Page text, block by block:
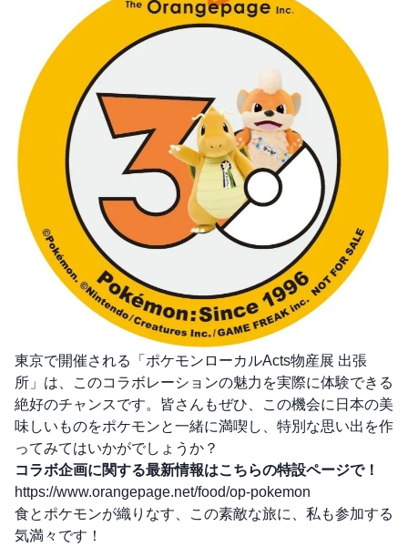
東京で開催される「ポケモンローカルActs物産展 出張
所」は、このコラボレーションの魅力を実際に体験できる
絶好のチャンスです。皆さんもぜひ、この機会に日本の美
味しいものをポケモンと一緒に満喫し、特別な思い出を作
ってみてはいかがでしょうか？
コラボ企画に関する最新情報はこちらの特設ページで！
https://www.orangepage.net/food/op-pokemon
食とポケモンが織りなす、この素敵な旅に、私も参加する
気満々です！